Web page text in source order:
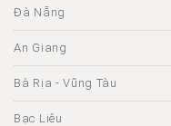
Đà Nẵng
An Giang
Bà Rịa - Vũng Tàu
Bạc Liêu